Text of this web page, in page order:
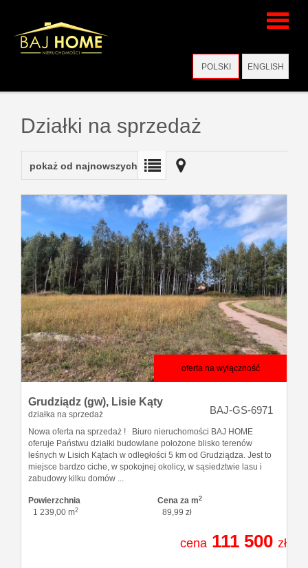
POLSKI ENGLISH
Strona
Oferty
Kredyty
O firmie
Kontakt
Działki na sprzedaż
pokaż od najnowszych
oferta na wyłączność
Grudziądz (gw), Lisie Kąty
działka na sprzedaż BAJ-GS-6971
Nowa oferta na sprzedaż ! Biuro nieruchomości BAJ HOME
oferuje Państwu działki budowlane położone blisko terenów
leśnych w Lisich Kątach w odległości 5 km od Grudziądza. Jest to
miejsce bardzo ciche, w spokojnej okolicy, w sąsiedztwie lasu i
zabudowy kilku domów ...
Powierzchnia
1 239,00 m2
Cena za m2
89,99 zł
cena 111 500 zł